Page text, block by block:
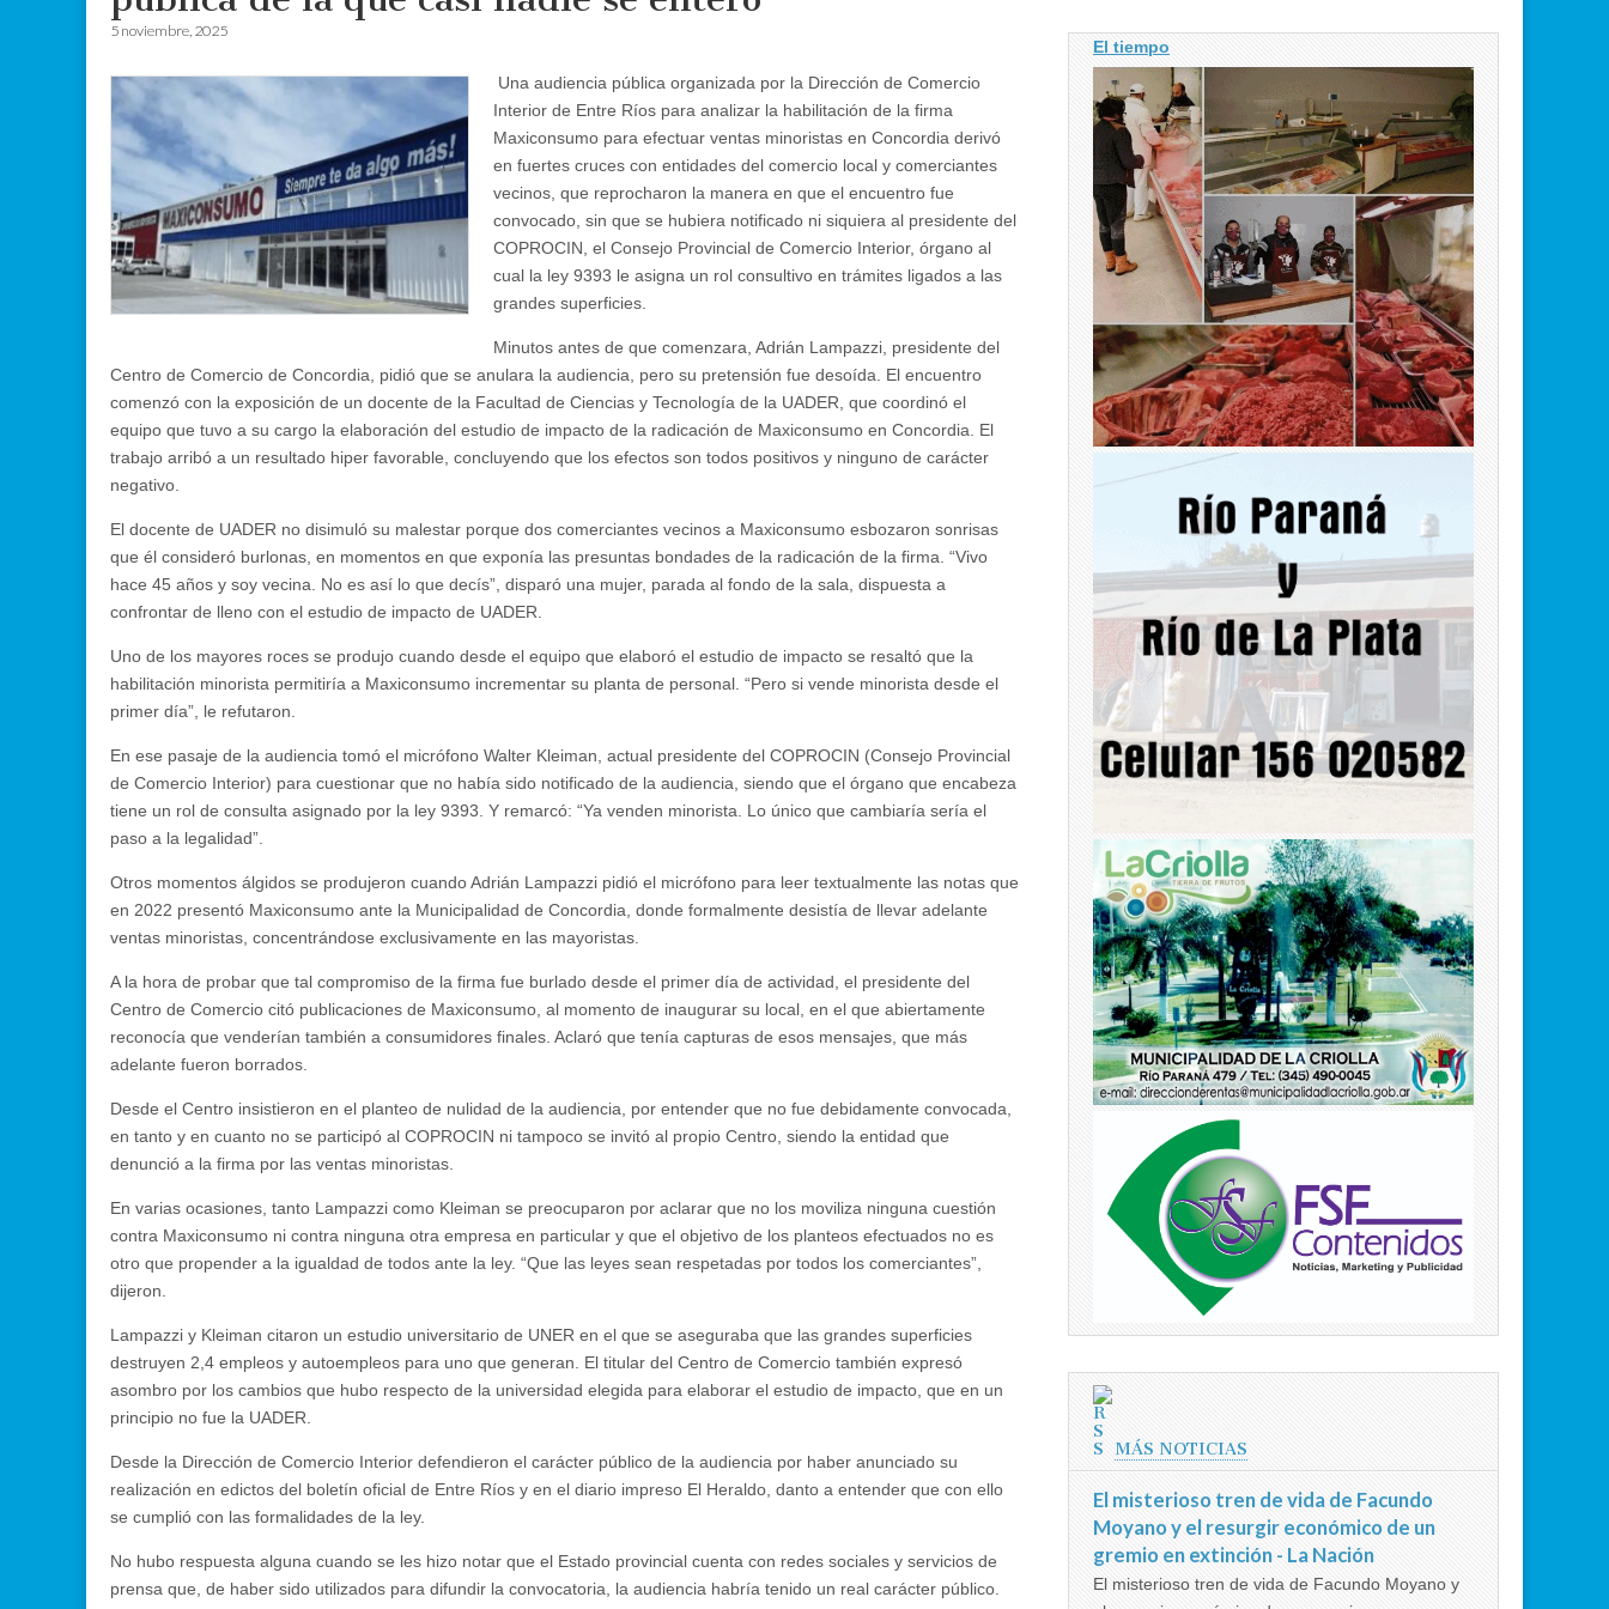
5 noviembre, 2025
Una audiencia pública organizada por la Dirección de Comercio
Interior de Entre Ríos para analizar la habilitación de la firma
Maxiconsumo para efectuar ventas minoristas en Concordia derivó
en fuertes cruces con entidades del comercio local y comerciantes
vecinos, que reprocharon la manera en que el encuentro fue
convocado, sin que se hubiera notificado ni siquiera al presidente del
COPROCIN, el Consejo Provincial de Comercio Interior, órgano al
cual la ley 9393 le asigna un rol consultivo en trámites ligados a las
grandes superficies.
Minutos antes de que comenzara, Adrián Lampazzi, presidente del
Centro de Comercio de Concordia, pidió que se anulara la audiencia, pero su pretensión fue desoída. El encuentro
comenzó con la exposición de un docente de la Facultad de Ciencias y Tecnología de la UADER, que coordinó el
equipo que tuvo a su cargo la elaboración del estudio de impacto de la radicación de Maxiconsumo en Concordia. El
trabajo arribó a un resultado hiper favorable, concluyendo que los efectos son todos positivos y ninguno de carácter
negativo.
El docente de UADER no disimuló su malestar porque dos comerciantes vecinos a Maxiconsumo esbozaron sonrisas
que él consideró burlonas, en momentos en que exponía las presuntas bondades de la radicación de la firma. “Vivo
hace 45 años y soy vecina. No es así lo que decís”, disparó una mujer, parada al fondo de la sala, dispuesta a
confrontar de lleno con el estudio de impacto de UADER.
Uno de los mayores roces se produjo cuando desde el equipo que elaboró el estudio de impacto se resaltó que la
habilitación minorista permitiría a Maxiconsumo incrementar su planta de personal. “Pero si vende minorista desde el
primer día”, le refutaron.
En ese pasaje de la audiencia tomó el micrófono Walter Kleiman, actual presidente del COPROCIN (Consejo Provincial
de Comercio Interior) para cuestionar que no había sido notificado de la audiencia, siendo que el órgano que encabeza
tiene un rol de consulta asignado por la ley 9393. Y remarcó: “Ya venden minorista. Lo único que cambiaría sería el
paso a la legalidad”.
Otros momentos álgidos se produjeron cuando Adrián Lampazzi pidió el micrófono para leer textualmente las notas que
en 2022 presentó Maxiconsumo ante la Municipalidad de Concordia, donde formalmente desistía de llevar adelante
ventas minoristas, concentrándose exclusivamente en las mayoristas.
A la hora de probar que tal compromiso de la firma fue burlado desde el primer día de actividad, el presidente del
Centro de Comercio citó publicaciones de Maxiconsumo, al momento de inaugurar su local, en el que abiertamente
reconocía que venderían también a consumidores finales. Aclaró que tenía capturas de esos mensajes, que más
adelante fueron borrados.
Desde el Centro insistieron en el planteo de nulidad de la audiencia, por entender que no fue debidamente convocada,
en tanto y en cuanto no se participó al COPROCIN ni tampoco se invitó al propio Centro, siendo la entidad que
denunció a la firma por las ventas minoristas.
En varias ocasiones, tanto Lampazzi como Kleiman se preocuparon por aclarar que no los moviliza ninguna cuestión
contra Maxiconsumo ni contra ninguna otra empresa en particular y que el objetivo de los planteos efectuados no es
otro que propender a la igualdad de todos ante la ley. “Que las leyes sean respetadas por todos los comerciantes”,
dijeron.
Lampazzi y Kleiman citaron un estudio universitario de UNER en el que se aseguraba que las grandes superficies
destruyen 2,4 empleos y autoempleos para uno que generan. El titular del Centro de Comercio también expresó
asombro por los cambios que hubo respecto de la universidad elegida para elaborar el estudio de impacto, que en un
principio no fue la UADER.
Desde la Dirección de Comercio Interior defendieron el carácter público de la audiencia por haber anunciado su
realización en edictos del boletín oficial de Entre Ríos y en el diario impreso El Heraldo, danto a entender que con ello
se cumplió con las formalidades de la ley.
No hubo respuesta alguna cuando se les hizo notar que el Estado provincial cuenta con redes sociales y servicios de
prensa que, de haber sido utilizados para difundir la convocatoria, la audiencia habría tenido un real carácter público.
El tiempo
MÁS NOTICIAS
El misterioso tren de vida de Facundo
Moyano y el resurgir económico de un
gremio en extinción - La Nación
El misterioso tren de vida de Facundo Moyano y